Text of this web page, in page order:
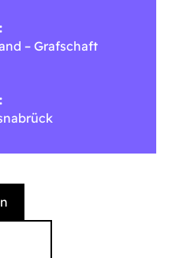
– Grafschaft